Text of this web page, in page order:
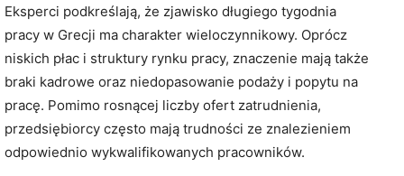
Eksperci podkreślają, że zjawisko długiego tygodnia
pracy w Grecji ma charakter wieloczynnikowy. Oprócz
niskich płac i struktury rynku pracy, znaczenie mają także
braki kadrowe oraz niedopasowanie podaży i popytu na
pracę. Pomimo rosnącej liczby ofert zatrudnienia,
przedsiębiorcy często mają trudności ze znalezieniem
odpowiednio wykwalifikowanych pracowników.